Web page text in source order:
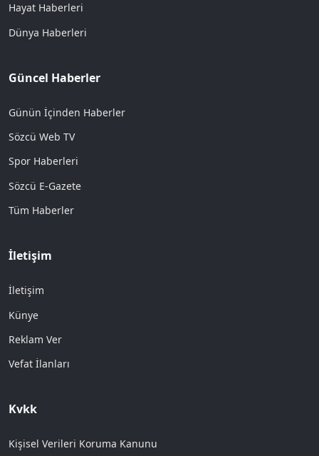
Hayat Haberleri
Dünya Haberleri
Güncel Haberler
Günün İçinden Haberler
Sözcü Web TV
Spor Haberleri
Sözcü E-Gazete
Tüm Haberler
İletişim
İletişim
Künye
Reklam Ver
Vefat İlanları
Kvkk
Kişisel Verileri Koruma Kanunu